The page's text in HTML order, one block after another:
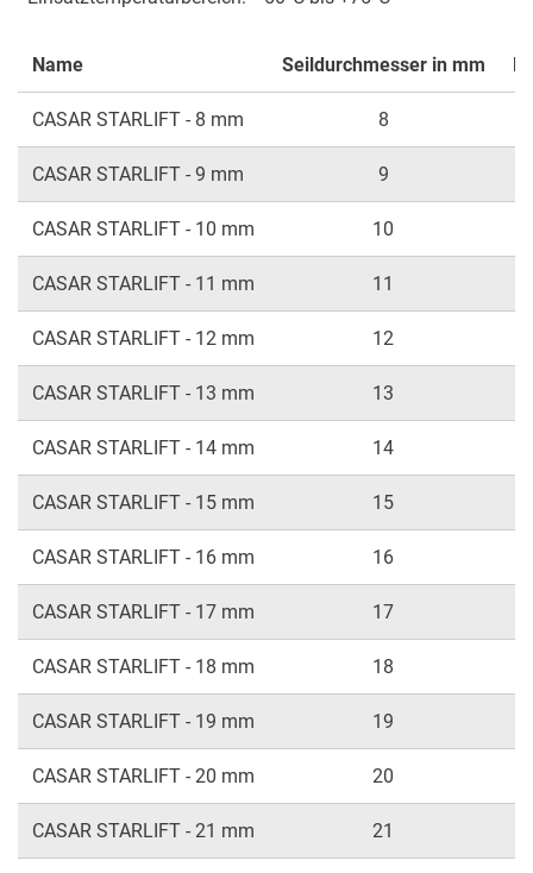
Name Seildurchmesser in mm
CASAR STARLIFT - 8 mm 8
CASAR STARLIFT - 9 mm 9
CASAR STARLIFT - 10 mm 10
CASAR STARLIFT - 11 mm 11
CASAR STARLIFT - 12 mm 12
CASAR STARLIFT - 13 mm 13
CASAR STARLIFT - 14 mm 14
CASAR STARLIFT - 15 mm 15
CASAR STARLIFT - 16 mm 16
CASAR STARLIFT - 17 mm 17
CASAR STARLIFT - 18 mm 18
CASAR STARLIFT - 19 mm 19
CASAR STARLIFT - 20 mm 20
CASAR STARLIFT - 21 mm 21